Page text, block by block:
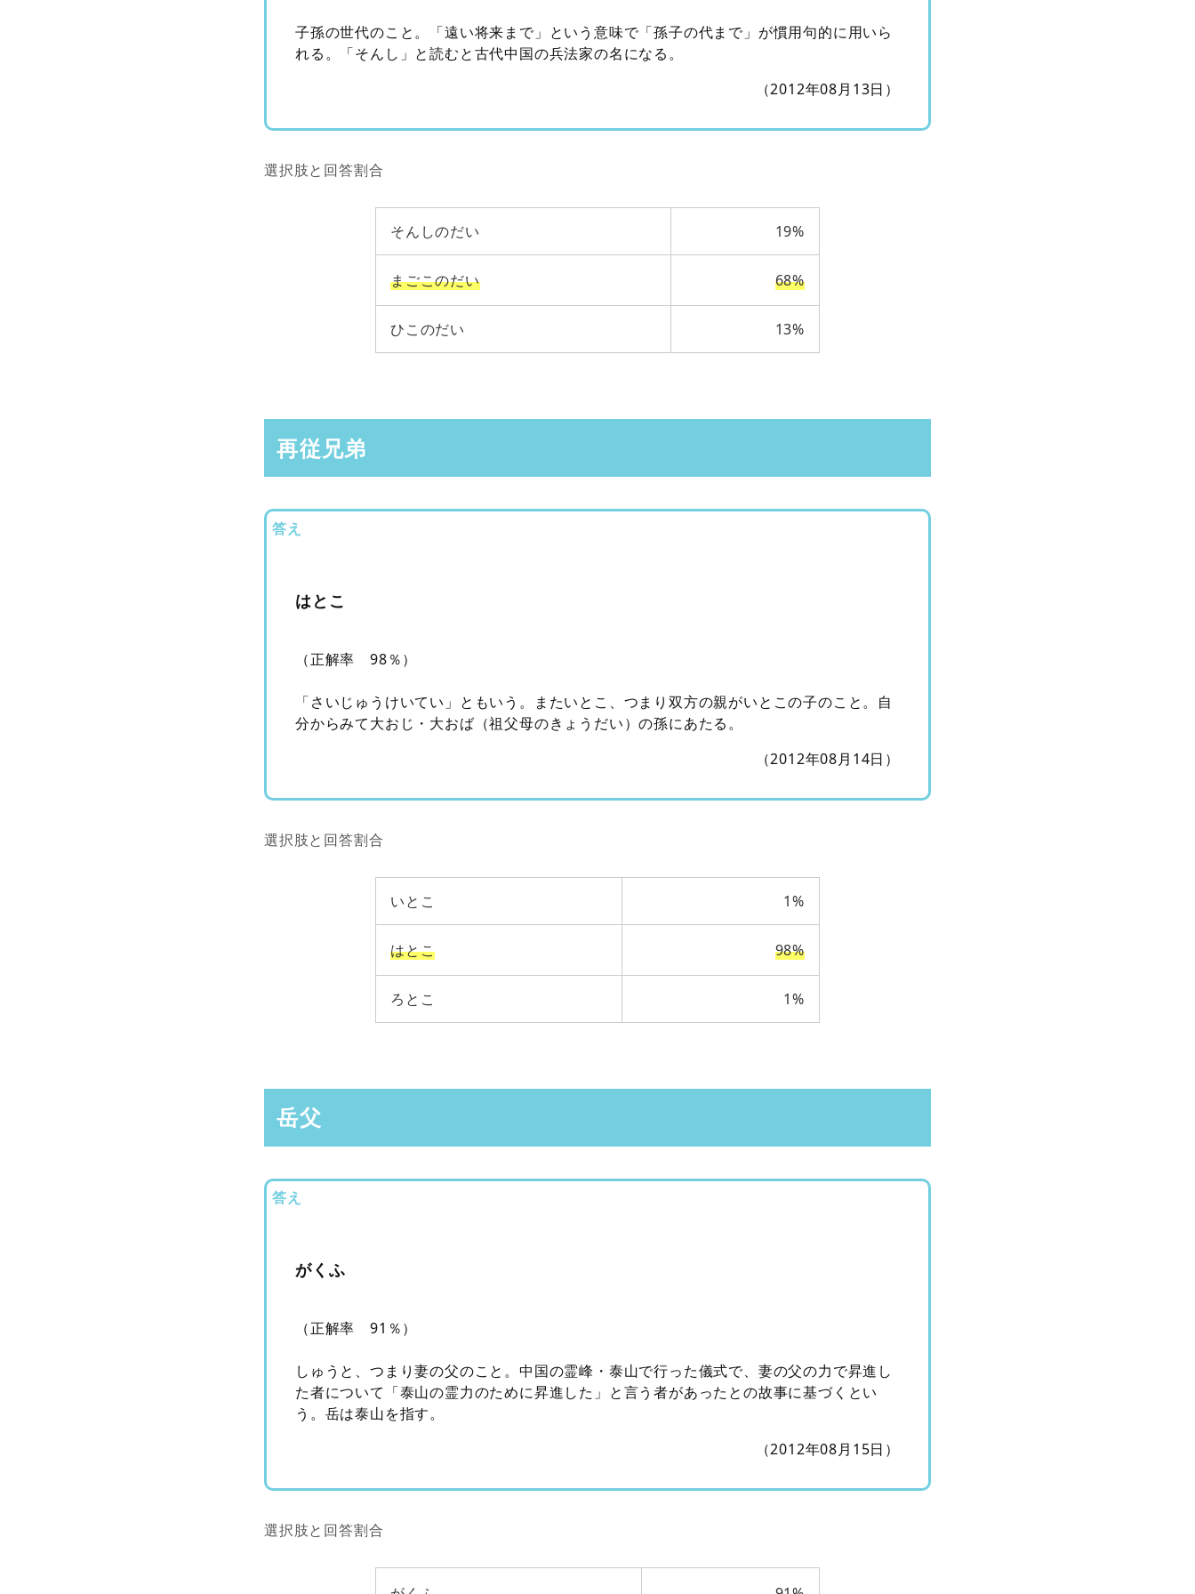
子孫の世代のこと。「遠い将来まで」という意味で「孫子の代まで」が慣用句的に用いら
れる。「そんし」と読むと古代中国の兵法家の名になる。
（2012年08月13日）
選択肢と回答割合
そんしのだい 19%
まごこのだい 68%
ひこのだい 13%
再従兄弟
答え
はとこ
（正解率 98％）
「さいじゅうけいてい」ともいう。またいとこ、つまり双方の親がいとこの子のこと。自
分からみて大おじ・大おば（祖父母のきょうだい）の孫にあたる。
（2012年08月14日）
選択肢と回答割合
いとこ 1%
はとこ 98%
ろとこ 1%
岳父
答え
がくふ
（正解率 91％）
しゅうと、つまり妻の父のこと。中国の霊峰・泰山で行った儀式で、妻の父の力で昇進し
た者について「泰山の霊力のために昇進した」と言う者があったとの故事に基づくとい
う。岳は泰山を指す。
（2012年08月15日）
選択肢と回答割合